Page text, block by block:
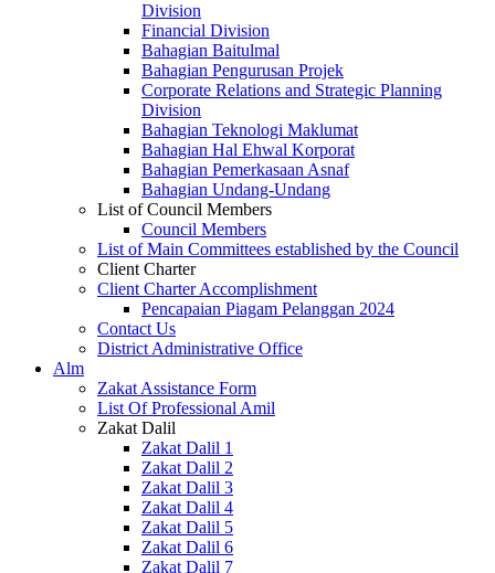
Division
Financial Division
Bahagian Baitulmal
Bahagian Pengurusan Projek
Corporate Relations and Strategic Planning
Division
Bahagian Teknologi Maklumat
Bahagian Hal Ehwal Korporat
Bahagian Pemerkasaan Asnaf
Bahagian Undang-Undang
List of Council Members
Council Members
List of Main Committees established by the Council
Client Charter
Client Charter Accomplishment
Pencapaian Piagam Pelanggan 2024
Contact Us
District Administrative Office
Alm
Zakat Assistance Form
List Of Professional Amil
Zakat Dalil
Zakat Dalil 1
Zakat Dalil 2
Zakat Dalil 3
Zakat Dalil 4
Zakat Dalil 5
Zakat Dalil 6
Zakat Dalil 7